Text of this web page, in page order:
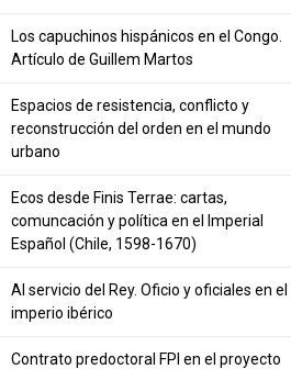
Los capuchinos hispánicos en el Congo.
Artículo de Guillem Martos
Espacios de resistencia, conflicto y
reconstrucción del orden en el mundo
urbano
Ecos desde Finis Terrae: cartas,
comuncación y política en el Imperial
Español (Chile, 1598-1670)
Al servicio del Rey. Oficio y oficiales en el
imperio ibérico
Contrato predoctoral FPI en el proyecto